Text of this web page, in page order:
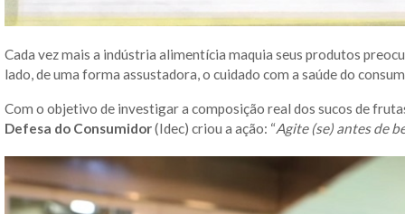
Cada vez mais a indústria alimentícia maquia seus produtos
lado, de uma forma assustadora, o cuidado com a saúde do
Com o objetivo de investigar a composição real dos sucos de
Defesa do Consumidor(Idec) criou a ação: “Agite (se) antes de